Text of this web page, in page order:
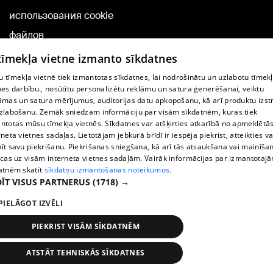
использования cookie
файлов
Добавление
комментариев
TВ-программа
Условия договора
360 Ziņu kontakti
Helio Media
Служба помощи портала: э-почта -
All rights reserved.
Новости Искать 1188 play Транспорт
vietne izmanto sīkdatnes
tīmekļa vietnē tiek izmantotas sīkdatnes, lai nodrošinātu un uzlabotu
darbību., nosūtītu personalizētu reklāmu un satura ģenerēšanai, veiktu
un satura mērījumus, auditorijas datu apkopošanu, kā arī produktu
Zemāk sniedzam informāciju par visām sīkdatnēm, kuras tiek
mūsu tīmekļa vietnēs. Sīkdatnes var atšķirties atkarībā no
vietnes sadaļas. Lietotājam jebkurā brīdī ir iespēja piekrist, atteikties
savu piekrišanu. Piekrišanas sniegšana, kā arī tās atsaukšana vai
uz visām interneta vietnes sadaļām. Vairāk informācijas par
skatīt sīkdatņu izmantošanas noteikumos.
VISUS PARTNERUS (1718) →
IZVĒLI
PIEKRIST VISĀM SĪKDATNĒM
ATSTĀT TEHNISKĀS SĪKDATNES